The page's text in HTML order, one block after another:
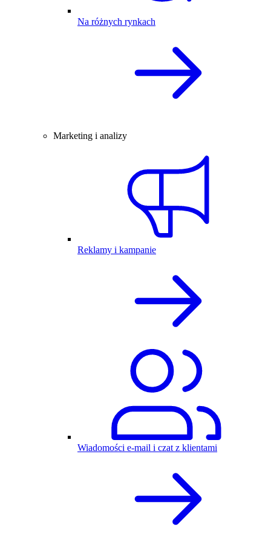
Na różnych rynkach
Marketing i analizy
Reklamy i kampanie
Wiadomości e-mail i czat z klientami